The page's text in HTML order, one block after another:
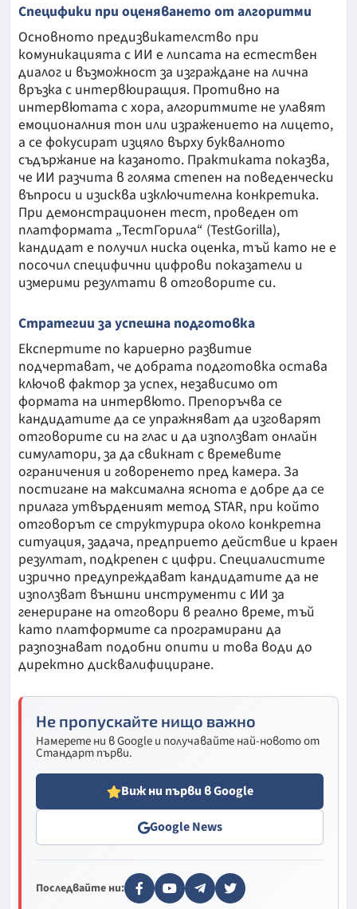
бТВ
Специфики при оценяването от алгоритми
Основното предизвикателство при
комуникацията с ИИ е липсата на естествен
диалог и възможност за изграждане на лична
връзка с интервюиращия. Противно на
интервютата с хора, алгоритмите не улавят
емоционалния тон или изражението на лицето,
а се фокусират изцяло върху буквалното
съдържание на казаното. Практиката показва,
че ИИ разчита в голяма степен на поведенчески
въпроси и изисква изключителна конкретика.
При демонстрационен тест, проведен от
платформата „ТестГорила“ (TestGorilla),
кандидат е получил ниска оценка, тъй като не е
посочил специфични цифрови показатели и
измерими резултати в отговорите си.
Стратегии за успешна подготовка
Експертите по кариерно развитие
подчертават, че добрата подготовка остава
ключов фактор за успех, независимо от
формата на интервюто. Препоръчва се
кандидатите да се упражняват да изговарят
отговорите си на глас и да използват онлайн
симулатори, за да свикнат с времевите
ограничения и говоренето пред камера. За
постигане на максимална яснота е добре да се
прилага утвърденият метод STAR, при който
отговорът се структурира около конкретна
ситуация, задача, предприето действие и краен
резултат, подкрепен с цифри. Специалистите
изрично предупреждават кандидатите да не
използват външни инструменти с ИИ за
генериране на отговори в реално време, тъй
като платформите са програмирани да
разпознават подобни опити и това води до
директно дисквалифициране.
Не пропускайте нищо важно
Намерете ни в Google и получавайте най-новото от
Стандарт първи.
Виж ни първи в Google
Google News
Последвайте ни: